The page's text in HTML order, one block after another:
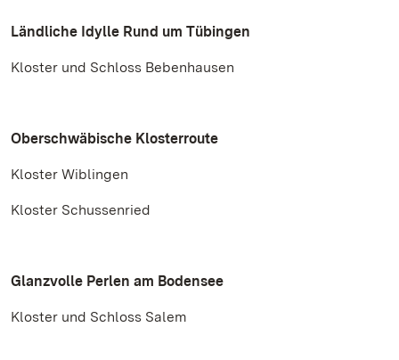
Ländliche Idylle Rund um Tübingen
Kloster und Schloss Bebenhausen
Oberschwäbische Klosterroute
Kloster Wiblingen
Kloster Schussenried
Glanzvolle Perlen am Bodensee
Kloster und Schloss Salem